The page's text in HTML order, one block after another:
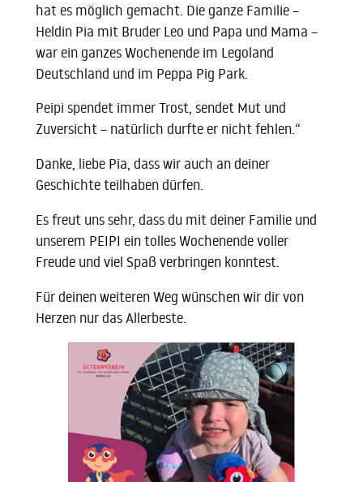
hat es möglich gemacht. Die ganze Familie –
Heldin Pia mit Bruder Leo und Papa und Mama –
war ein ganzes Wochenende im Legoland
Deutschland und im Peppa Pig Park.
Peipi spendet immer Trost, sendet Mut und
Zuversicht – natürlich durfte er nicht fehlen.“
Danke, liebe Pia, dass wir auch an deiner
Geschichte teilhaben dürfen.
Es freut uns sehr, dass du mit deiner Familie und
unserem PEIPI ein tolles Wochenende voller
Freude und viel Spaß verbringen konntest.
Für deinen weiteren Weg wünschen wir dir von
Herzen nur das Allerbeste.